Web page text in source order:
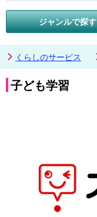
ジャンルで探す
くらしのサービス
子ども学習